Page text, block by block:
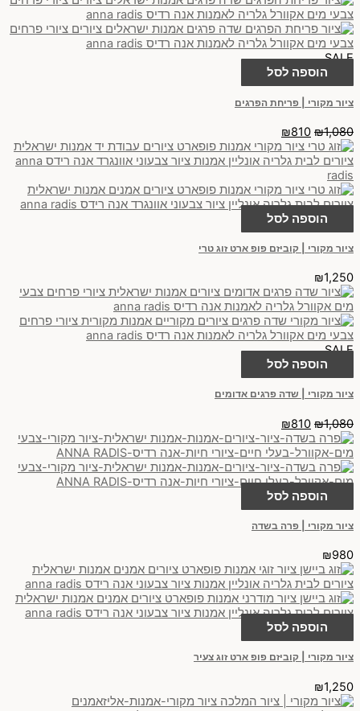
SALE
הוספה לסל
ציור מקורי | פריחת הפרגים
₪1,080
₪810
הוספה לסל
ציור מקורי | קוביזם פופ ארט זוג טרי
₪1,250
SALE
הוספה לסל
ציור מקורי | שדה פרגים אדומים
₪1,080
₪810
הוספה לסל
ציור מקורי | פרה בשדה
₪980
הוספה לסל
ציור מקורי | קוביזם פופ ארט זוג צעיר
₪1,250